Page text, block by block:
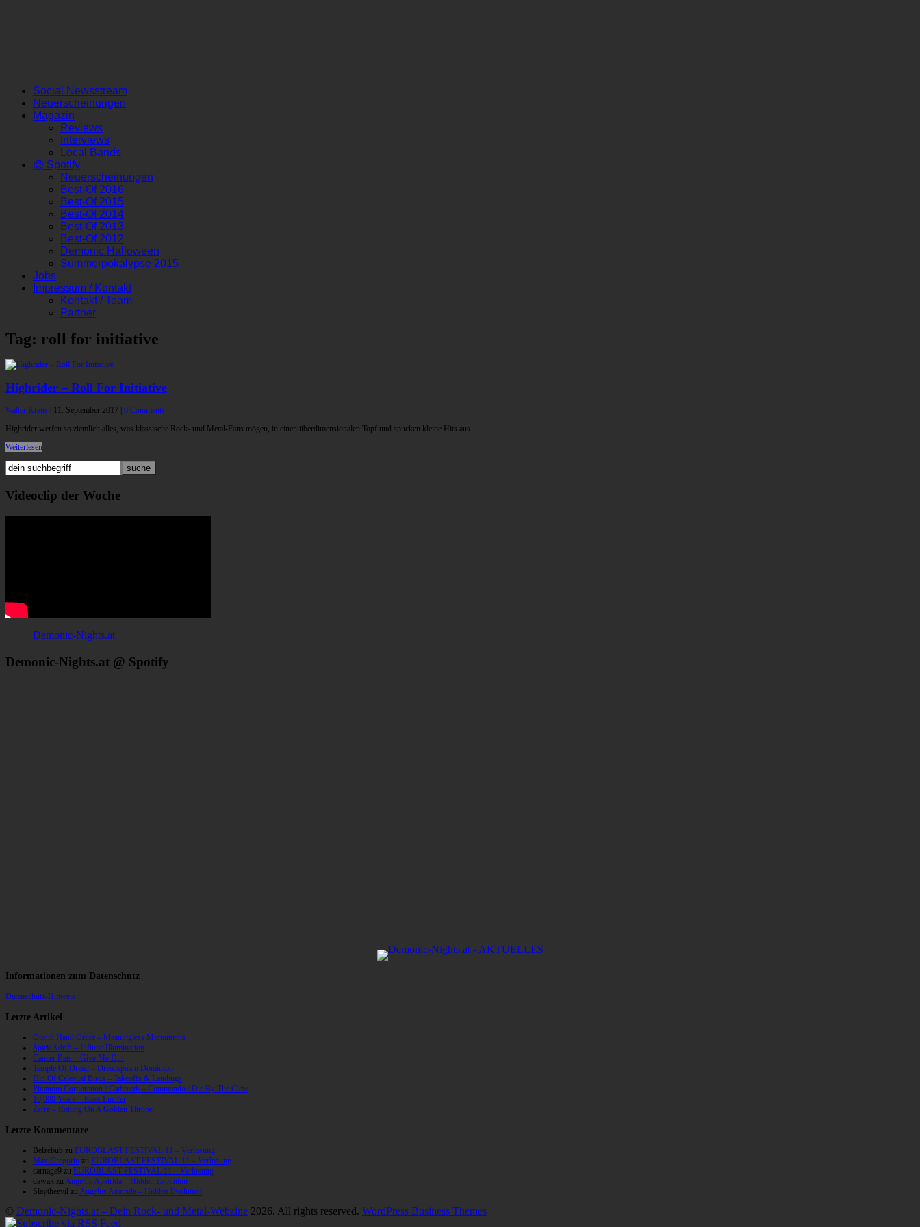
Social Newsstream
Neuerscheinungen
Magazin
Reviews
Interviews
Local Bands
@ Spotify
Neuerscheinungen
Best-Of 2016
Best-Of 2015
Best-Of 2014
Best-Of 2013
Best-Of 2012
Demonic Halloween
Summerpokalypse 2015
Jobs
Impressum / Kontakt
Kontakt / Team
Partner
Tag: roll for initiative
Highrider – Roll For Initiative
Walter Kraus 11. September 2017 0 Comments
Highrider werfen so ziemlich alles, was klassische Rock- und Metal-Fans mögen, in einen überdimensionalen Topf und spucken kleine Hits aus.
Weiterlesen
Videoclip der Woche
Demonic-Nights.at
Demonic-Nights.at @ Spotify
Informationen zum Datenschutz
Datenschutz-Hinweis
Letzte Artikel
Occult Hand Order – Meaningless Monuments
Spirit Adrift – Infinite Illumination
Cancer Bats – Give Me Dirt
Temple Of Dread – Dreadspawn Dominion
Din Of Celestial Birds – Takeoffs & Landings
Phantom Corporation / Catbreath – Commando / Die By The Claw
10,000 Years – Esox Lucifer
Zerre – Rotting On A Golden Throne
Letzte Kommentare
Belzebub zu EUROBLAST FESTIVAL 11 – Verlosung
Max Gregorio zu EUROBLAST FESTIVAL 11 – Verlosung
carnage9 zu EUROBLAST FESTIVAL 11 – Verlosung
dawak zu Angelus Apatrida – Hidden Evolution
Slaytheevil zu Angelus Apatrida – Hidden Evolution
© Demonic-Nights.at – Dein Rock- und Metal-Webzine 2026. All rights reserved. WordPress Business Themes